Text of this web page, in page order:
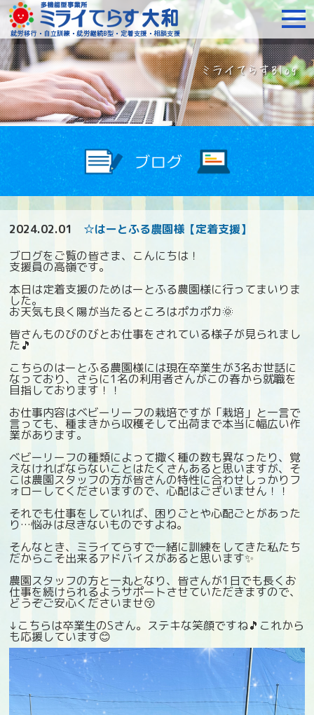
障がいをお持ちの方へ
2024.02.01
☆はーとふる農園様【定着支援】
ブログをご覧の皆さま、こんにちは！
支援員の高嶺です。
本日は定着支援のためはーとふる農園様に行ってまいりま
した。
お天気も良く陽が当たるところはポカポカ🌞
皆さんものびのびとお仕事をされている様子が見られまし
た🎵
こちらのはーとふる農園様には現在卒業生が3名お世話に
なっており、さらに1名の利用者さんがこの春から就職を
目指しております！！
お仕事内容はベビーリーフの栽培ですが「栽培」と一言で
言っても、種まきから収穫そして出荷まで本当に幅広い作
業があります。
ベビーリーフの種類によって撒く種の数も異なったり、覚
えなければならないことはたくさんあると思いますが、そ
こは農園スタッフの方が皆さんの特性に合わせしっかりフ
ォローしてくださいますので、心配はございません！！
それでも仕事をしていれば、困りごとや心配ごとがあった
り…悩みは尽きないものですよね。
そんなとき、ミライてらすで一緒に訓練をしてきた私たち
だからこそ出来るアドバイスがあると思います✨
農園スタッフの方と一丸となり、皆さんが1日でも長くお
仕事を続けられるようサポートさせていただきますので、
どうぞご安心くださいませ😚
↓こちらは卒業生のSさん。ステキな笑顔ですね🎵これから
も応援しています😊